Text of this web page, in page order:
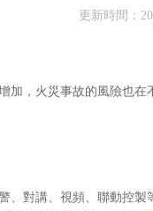
更新時間：
，火災事故的風險也在
對講、視頻、聯動控製